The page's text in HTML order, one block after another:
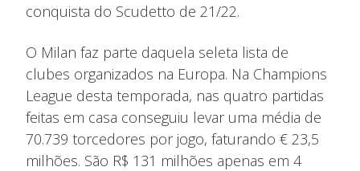
conquista do Scudetto de 21/22.
O Milan faz parte daquela seleta lista de
clubes organizados na Europa. Na Champions
League desta temporada, nas quatro partidas
feitas em casa conseguiu levar uma média de
70.739 torcedores por jogo, faturando € 23,5
milhões. São R$ 131 milhões apenas em 4